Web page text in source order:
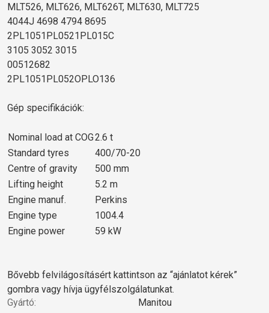
MLT526, MLT626, MLT626T, MLT630, MLT725
4044J 4698 4794 8695
2PL1051PL0521PL015C
3105 3052 3015
00512682
2PL1051PL052OPLO136
Gép specifikációk:
Nominal load at COG2.6 t
Standard tyres
400/70-20
Centre of gravity
500 mm
Lifting height
5.2 m
Engine manuf.
Perkins
Engine type
1004.4
Engine power
59 kW
Bővebb felvilágosításért kattintson az “ajánlatot kérek”
gombra vagy hívja ügyfélszolgálatunkat.
Gyártó:
Manitou